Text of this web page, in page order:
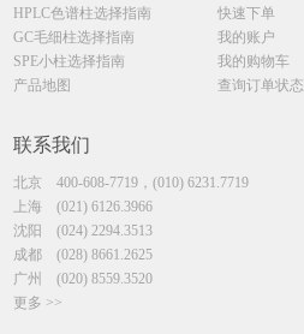
HPLC色谱柱选择指南
GC毛细柱选择指南
SPE小柱选择指南
产品地图
快速下单
我的账户
我的购物车
查询订单状态
联系我们
北京400-608-7719，(010) 6231.7719
上海(021) 6126.3966
沈阳(024) 2294.3513
成都(028) 8661.2625
广州(020) 8559.3520
更多 >>